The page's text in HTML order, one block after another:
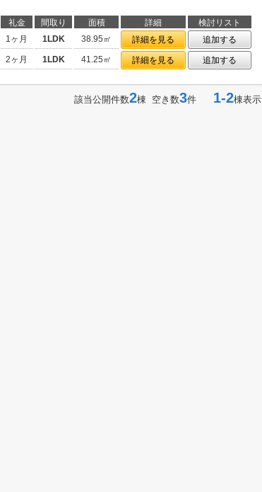
礼金 間取り 面積 詳細
検討リスト
1ヶ月 1LDK 38.95㎡ 詳細を見る
追加する
2ヶ月 1LDK 41.25㎡ 詳細を見る 追加する
該当公開件数2棟 空き数3件 1-2棟表示